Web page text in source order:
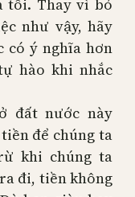
tôi. Thay vì bỏ
như vậy, hãy
có ý nghĩa hơn
hào khi nhắc
đất nước này
để chúng ta
khi chúng ta
đi, tiền không